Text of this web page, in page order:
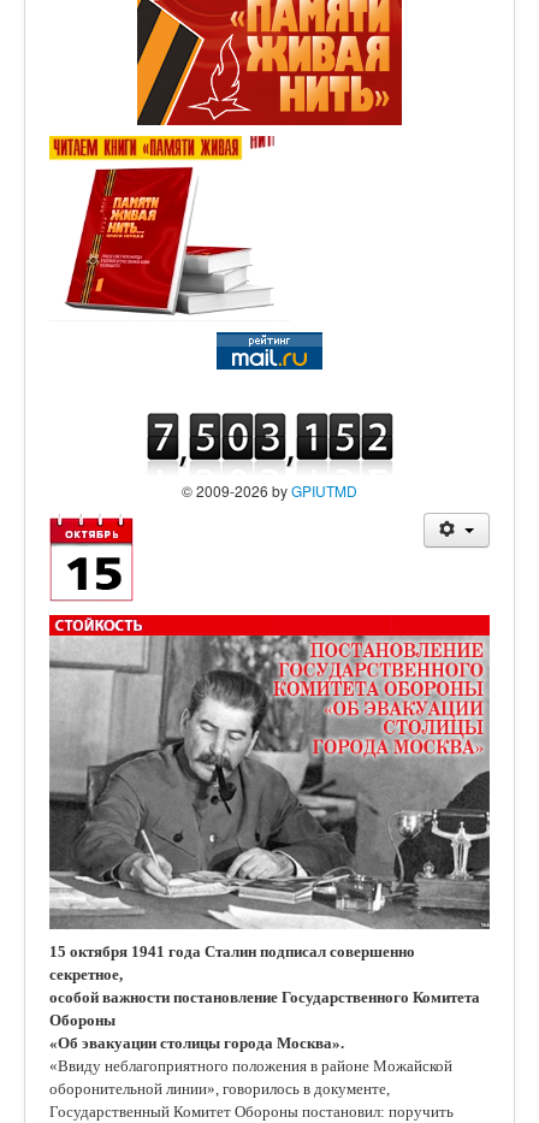
© 2009-2026 byGPIUTMD
15 октября 1941 года Сталин подписал совершенно
секретное,
особой важности постановление Государственного Комитета
Обороны
«Об эвакуации столицы города Москва».
«Ввиду неблагоприятного положения в районе Можайской
оборонительной линии», говорилось в документе,
Государственный Комитет Обороны постановил: поручить